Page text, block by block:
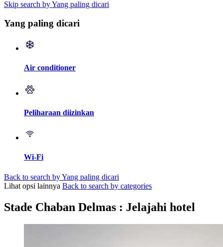
Skip search by Yang paling dicari
Yang paling dicari
Air conditioner
Peliharaan diizinkan
Wi-Fi
Back to search by Yang paling dicari
Lihat opsi lainnya Back to search by categories
Stade Chaban Delmas : Jelajahi hotel